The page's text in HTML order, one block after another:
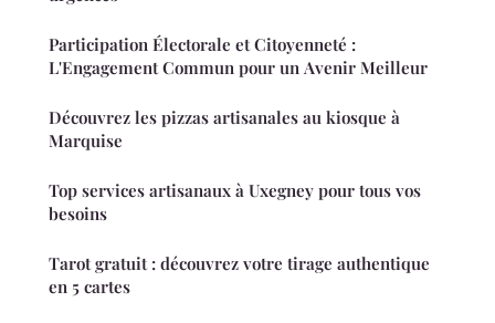
Participation Électorale et Citoyenneté :
L'Engagement Commun pour un Avenir Meilleur
Découvrez les pizzas artisanales au kiosque à
Marquise
Top services artisanaux à Uxegney pour tous vos
besoins
Tarot gratuit : découvrez votre tirage authentique
en 5 cartes